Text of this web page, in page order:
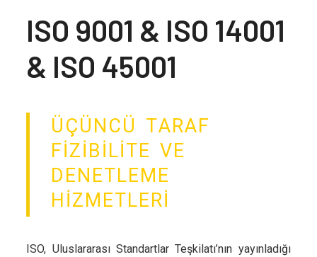
ISO 9001 & ISO 14001
& ISO 45001
ÜÇÜNCÜ TARAF
FİZİBİLİTE VE
DENETLEME
HİZMETLERİ
ISO, Uluslararası Standartlar Teşkilatı’nın yayınladığı